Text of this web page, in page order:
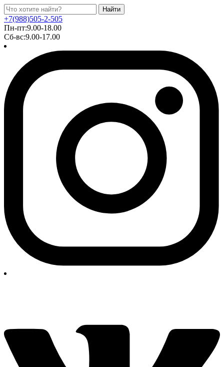
Найти
+7(988)505-2-505
Пн-пт:9.00-18.00
Сб-вс:9.00-17.00